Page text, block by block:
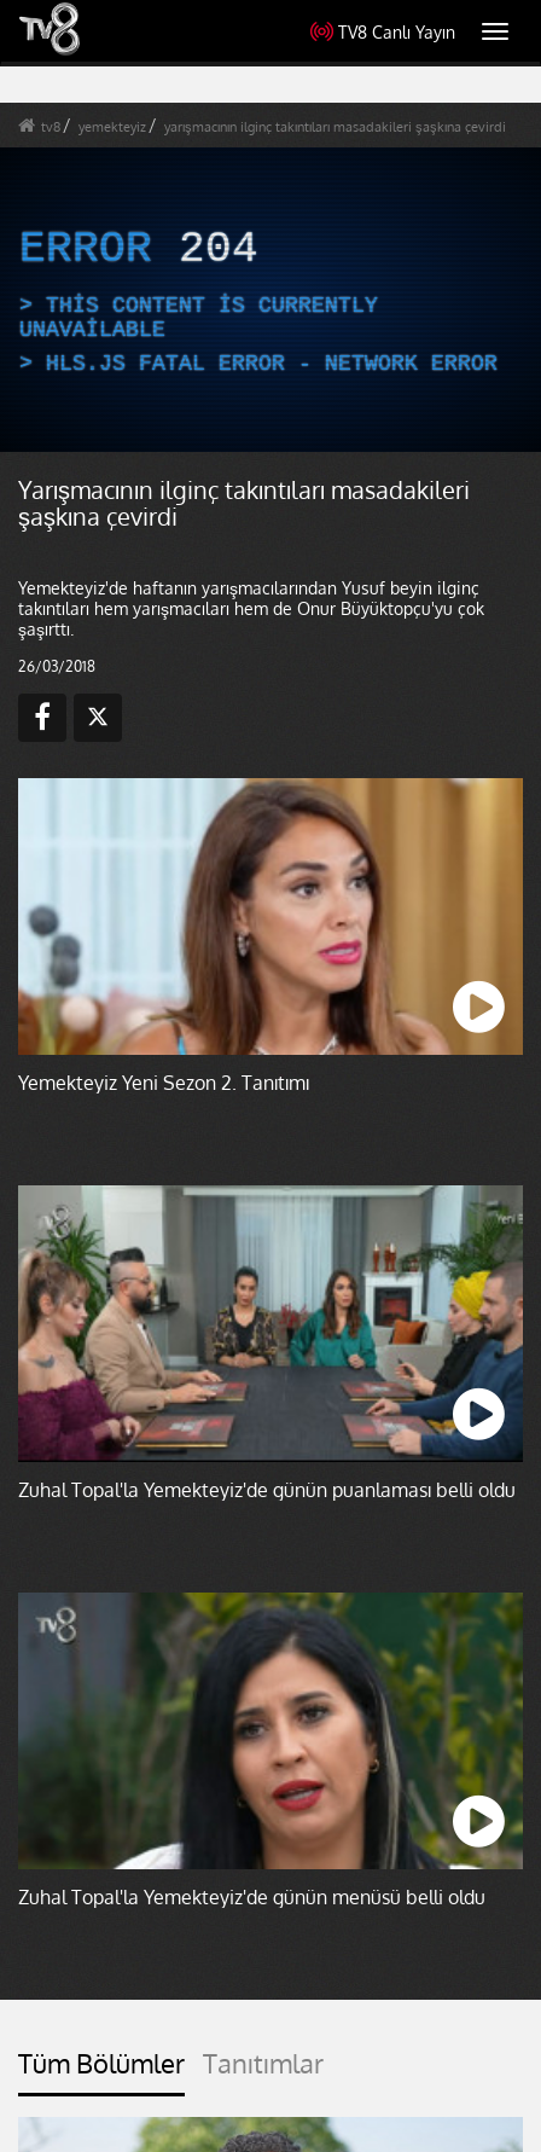
TV8 Canlı Yayın
tv8 yemekteyiz yarışmacının ilginç takıntıları masadakileri şaşkına çevirdi
ERROR 204
THIS CONTENT IS CURRENTLY
UNAVAILABLE
HLS.JS FATAL ERROR - NETWORK ERROR
Yarışmacının ilginç takıntıları masadakileri
şaşkına çevirdi
Yemekteyiz'de haftanın yarışmacılarından Yusuf beyin ilginç
takıntıları hem yarışmacıları hem de Onur Büyüktopçu'yu çok
şaşırttı.
26/03/2018
Yemekteyiz Yeni Sezon 2. Tanıtımı
Zuhal Topal'la Yemekteyiz'de günün puanlaması belli oldu
Zuhal Topal'la Yemekteyiz'de günün menüsü belli oldu
Tüm Bölümler Tanıtımlar